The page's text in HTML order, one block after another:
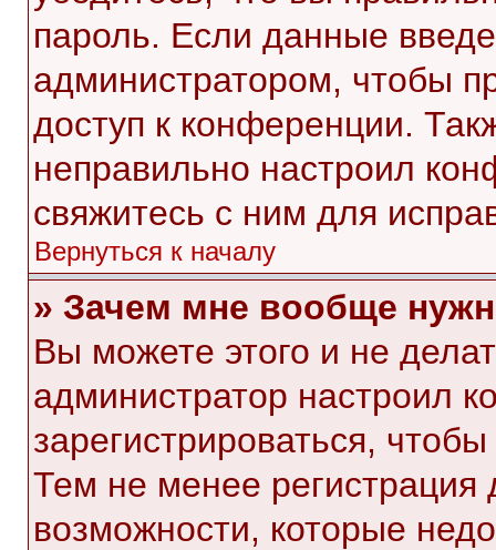
пароль. Если данные
администратором, чтобы
доступ к конференции.
неправильно настроил
свяжитесь с ним для
Вернуться к началу
» Зачем мне вообще
Вы можете этого и не
администратор настроил
зарегистрироваться,
Тем не менее
возможности, которые